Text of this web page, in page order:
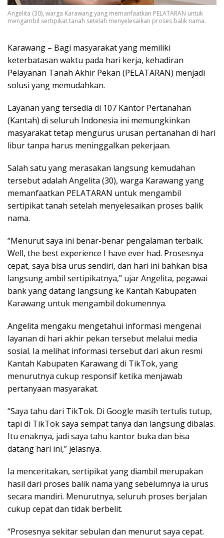
Angelita (30), warga Karawang yang memanfaatkan PELATARAN untuk
mengambil sertipikat tanah setelah menyelesaikan proses balik nama.
Karawang – Bagi masyarakat yang memiliki
keterbatasan waktu pada hari kerja, kehadiran
Pelayanan Tanah Akhir Pekan (PELATARAN) menjadi
solusi yang memudahkan.
Layanan yang tersedia di 107 Kantor Pertanahan
(Kantah) di seluruh Indonesia ini memungkinkan
masyarakat tetap mengurus urusan pertanahan di hari
libur tanpa harus meninggalkan pekerjaan.
Salah satu yang merasakan langsung kemudahan
tersebut adalah Angelita (30), warga Karawang yang
memanfaatkan PELATARAN untuk mengambil
sertipikat tanah setelah menyelesaikan proses balik
nama.
“Menurut saya ini benar-benar pengalaman terbaik.
Well, the best experience I have ever had. Prosesnya
cepat, saya bisa urus sendiri, dan hari ini bahkan bisa
langsung ambil sertipikatnya,” ujar Angelita, pegawai
bank yang datang langsung ke Kantah Kabupaten
Karawang untuk mengambil dokumennya.
Angelita mengaku mengetahui informasi mengenai
layanan di hari akhir pekan tersebut melalui media
sosial. Ia melihat informasi tersebut dari akun resmi
Kantah Kabupaten Karawang di TikTok, yang
menurutnya cukup responsif ketika menjawab
pertanyaan masyarakat.
“Saya tahu dari TikTok. Di Google masih tertulis tutup,
tapi di TikTok saya sempat tanya dan langsung dibalas.
Itu enaknya, jadi saya tahu kantor buka dan bisa
datang hari ini,” jelasnya.
Ia menceritakan, sertipikat yang diambil merupakan
hasil dari proses balik nama yang sebelumnya ia urus
secara mandiri. Menurutnya, seluruh proses berjalan
cukup cepat dan tidak berbelit.
“Prosesnya sekitar sebulan dan menurut saya cepat.